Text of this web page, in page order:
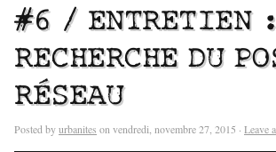
#6 / ENTRETIEN
RECHERCHE DU
RÉSEAU
Posted byurbanites on vendredi, novembre 27, 2015 · Leave